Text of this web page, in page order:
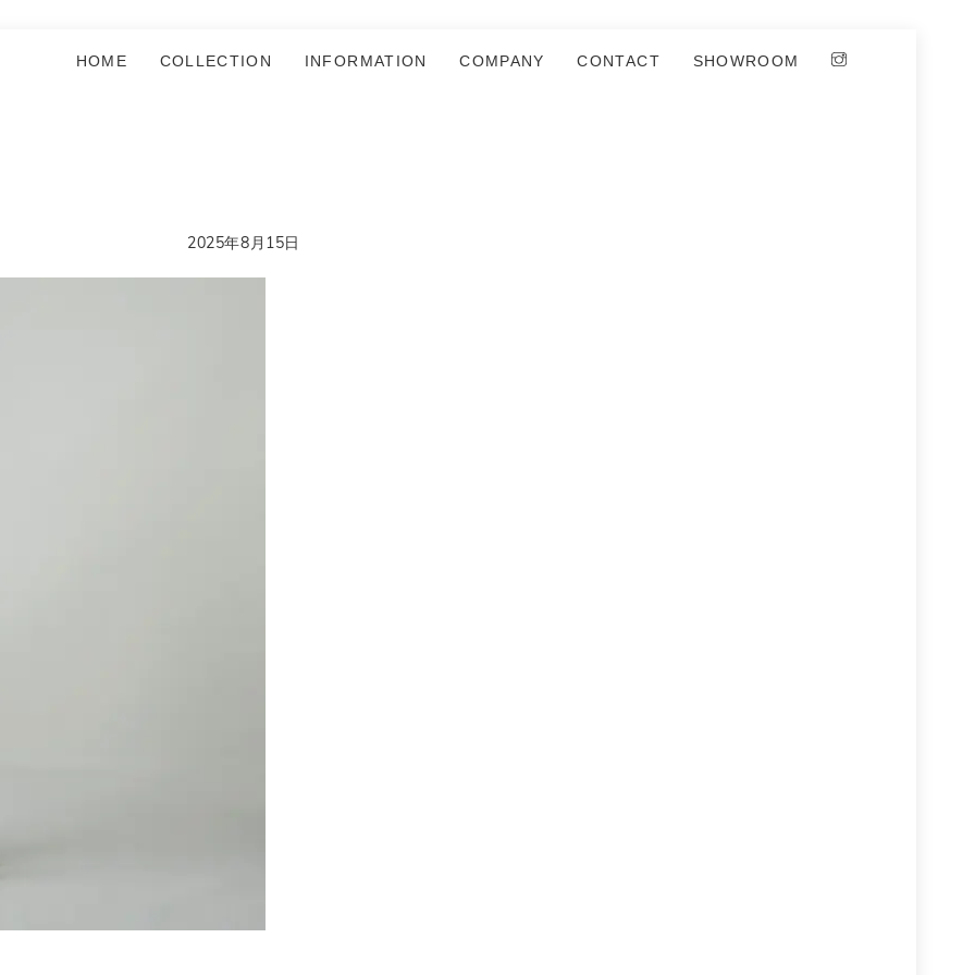
HOME COLLECTION INFORMATION COMPANY CONTACT SHOWROOM
2025年8月15日